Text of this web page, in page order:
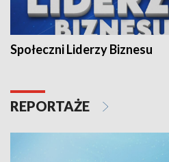
Społeczni Liderzy Biznesu
REPORTAŻE